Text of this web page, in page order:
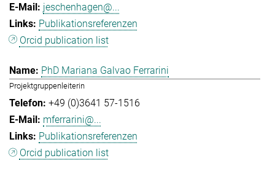
jeschenhagen@...
Publikationsreferenzen
Orcid publication list
PhD Mariana Galvao Ferrarini
Projektgruppenleiterin
+49 (0)3641 57-1516
mferrarini@...
Publikationsreferenzen
Orcid publication list